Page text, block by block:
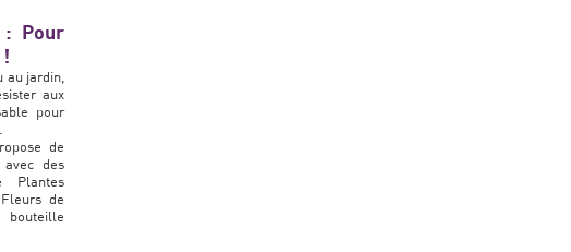
: Pour
jardin,
aux
pour
de
des
Plantes
de
bouteille